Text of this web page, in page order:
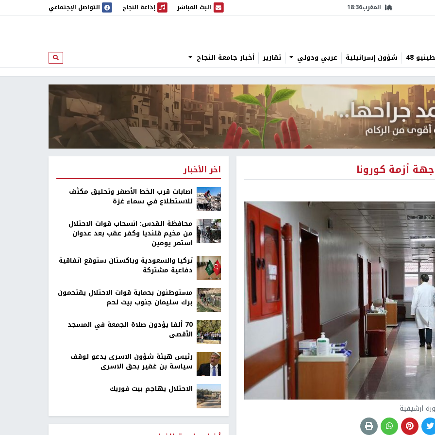
المغرب18:36 البث المباشر
البث المباشر إذاعة النجاح
إذاعة النجاح التواصل الإجتماعي
48 شؤون إسرائيلية عربي ودولي تقارير أخبار جامعة النجاح ابحث
أزمة كورونا
ارشيفية
اخر الأخبار
اصابات قرب الخط الأصفر وتحليق مكثف
للاستطلاع في سماء غزة
محافظة القدس: انسحاب قوات الاحتلال
من مخيم قلنديا وكفر عقب بعد عدوان
استمر يومين
تركيا والسعودية وباكستان ستوقع اتفاقية
دفاعية مشتركة
مستوطنون بحماية قوات الاحتلال يقتحمون
برك سليمان جنوب بيت لحم
70 ألفا يؤدون صلاة الجمعة في المسجد
الأقصى
رئيس هيئة شؤون الاسرى يدعو لوقف
سياسة بن غفير بحق الاسرى
الاحتلال يهاجم بيت فوريك